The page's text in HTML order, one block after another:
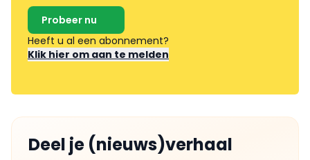
Probeer nu
Heeft u al een abonnement?
Klik hier om aan te melden
Deel je (nieuws)verhaal